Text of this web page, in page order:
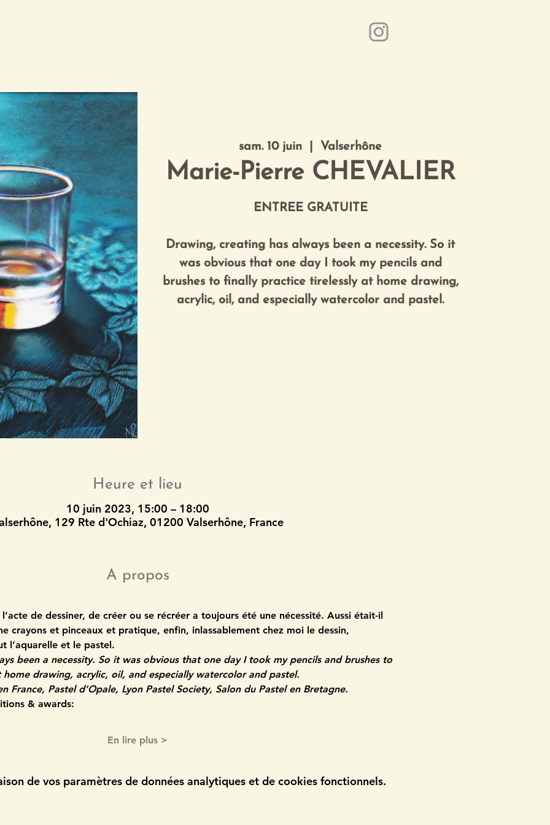
sam. 10 juin Valserhône
Marie-Pierre CHEVALIER
ENTREE GRATUITE
Drawing, creating has always been a necessity. So it
was obvious that one day I took my pencils and
brushes to finally practice tirelessly at home drawing,
acrylic, oil, and especially watercolor and pastel.
Heure et lieu
10 juin 2023, 15:00 – 18:00
129 Rte d'Ochiaz, 01200 Valserhône, France
A propos
de dessiner, de créer ou se récréer a toujours été une nécessité. Aussi était-il
crayons et pinceaux et pratique, enfin, inlassablement chez moi le dessin,
l’aquarelle et le pastel.
been a necessity. So it was obvious that one day I took my pencils and brushes to
drawing, acrylic, oil, and especially watercolor and pastel.
France, Pastel d’Opale, Lyon Pastel Society, Salon du Pastel en Bretagne.
& awards:
En lire plus >
de vos paramètres de données analytiques et de cookies fonctionnels.